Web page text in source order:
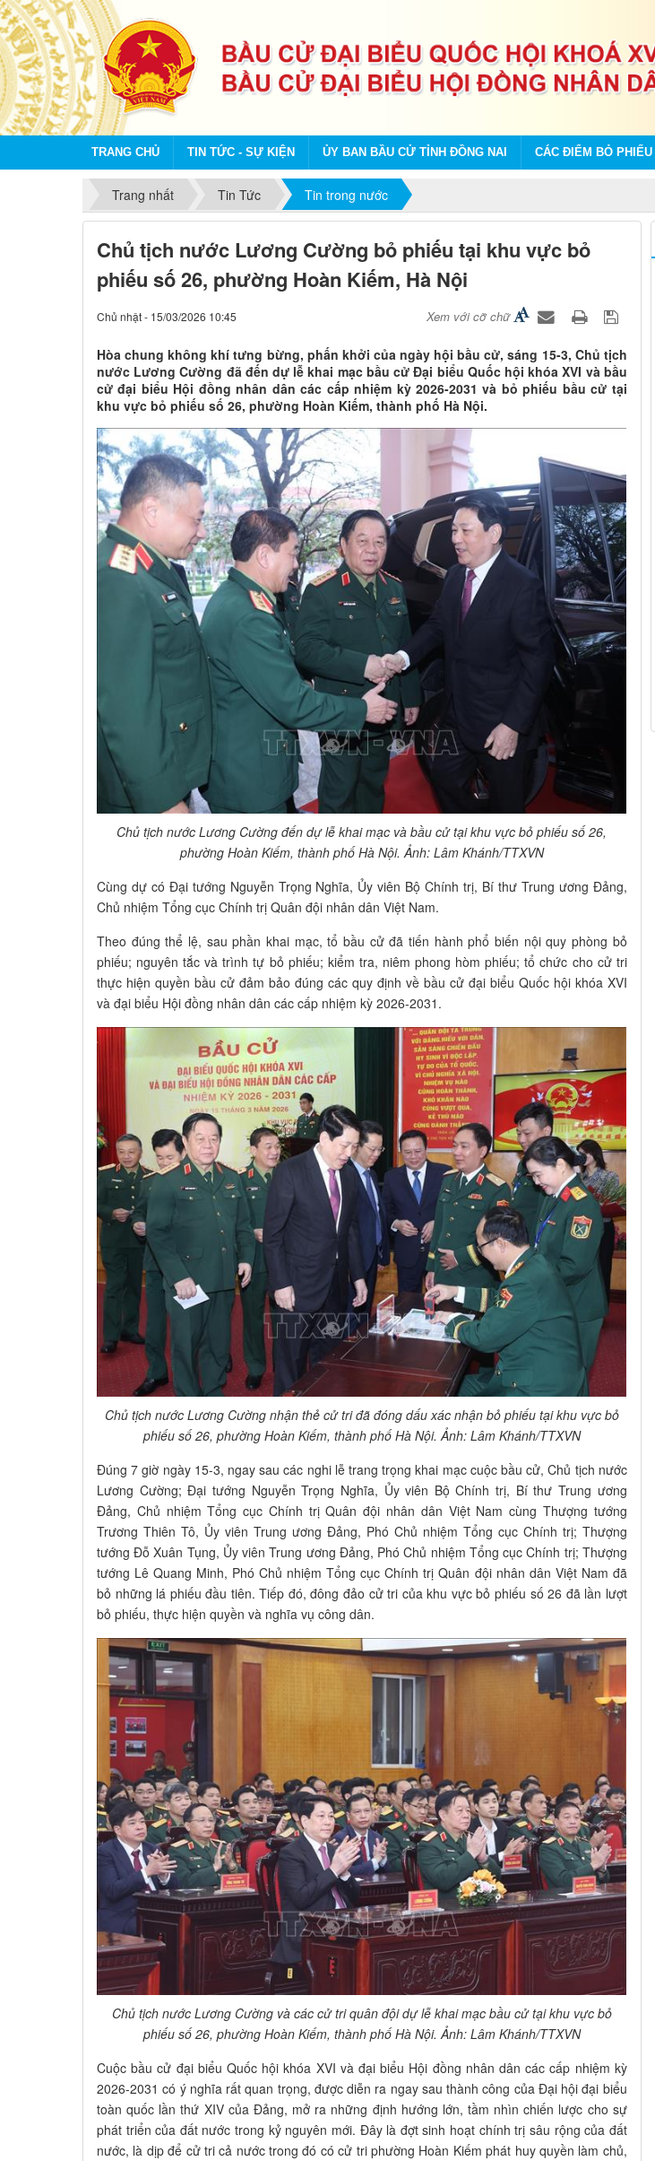
TRANG CHỦ TIN TỨC - SỰ KIỆN ỦY BAN BẦU CỬ TỈNH ĐỒNG NAI CÁC ĐIỂM BỎ PHIẾU
Trang nhất Tin Tức Tin trong nước
Chủ tịch nước Lương Cường bỏ phiếu tại khu vực bỏ
phiếu số 26, phường Hoàn Kiếm, Hà Nội
Chủ nhật - 15/03/2026 10:45 Xem với cỡ chữ
Hòa chung không khí tưng bừng, phấn khởi của ngày hội bầu cử, sáng 15-3, Chủ tịch
nước Lương Cường đã đến dự lễ khai mạc bầu cử Đại biểu Quốc hội khóa XVI và bầu
cử đại biểu Hội đồng nhân dân các cấp nhiệm kỳ 2026-2031 và bỏ phiếu bầu cử tại
khu vực bỏ phiếu số 26, phường Hoàn Kiếm, thành phố Hà Nội.
Chủ tịch nước Lương Cường đến dự lễ khai mạc và bầu cử tại khu vực bỏ phiếu số 26,
phường Hoàn Kiếm, thành phố Hà Nội. Ảnh: Lâm Khánh/TTXVN
Cùng dự có Đại tướng Nguyễn Trọng Nghĩa, Ủy viên Bộ Chính trị, Bí thư Trung ương Đảng,
Chủ nhiệm Tổng cục Chính trị Quân đội nhân dân Việt Nam.
Theo đúng thể lệ, sau phần khai mạc, tổ bầu cử đã tiến hành phổ biến nội quy phòng bỏ
phiếu; nguyên tắc và trình tự bỏ phiếu; kiểm tra, niêm phong hòm phiếu; tổ chức cho cử tri
thực hiện quyền bầu cử đảm bảo đúng các quy định về bầu cử đại biểu Quốc hội khóa XVI
và đại biểu Hội đồng nhân dân các cấp nhiệm kỳ 2026-2031.
Chủ tịch nước Lương Cường nhận thẻ cử tri đã đóng dấu xác nhận bỏ phiếu tại khu vực bỏ
phiếu số 26, phường Hoàn Kiếm, thành phố Hà Nội. Ảnh: Lâm Khánh/TTXVN
Đúng 7 giờ ngày 15-3, ngay sau các nghi lễ trang trọng khai mạc cuộc bầu cử, Chủ tịch nước
Lương Cường; Đại tướng Nguyễn Trọng Nghĩa, Ủy viên Bộ Chính trị, Bí thư Trung ương
Đảng, Chủ nhiệm Tổng cục Chính trị Quân đội nhân dân Việt Nam cùng Thượng tướng
Trương Thiên Tô, Ủy viên Trung ương Đảng, Phó Chủ nhiệm Tổng cục Chính trị; Thượng
tướng Đỗ Xuân Tụng, Ủy viên Trung ương Đảng, Phó Chủ nhiệm Tổng cục Chính trị; Thượng
tướng Lê Quang Minh, Phó Chủ nhiệm Tổng cục Chính trị Quân đội nhân dân Việt Nam đã
bỏ những lá phiếu đầu tiên. Tiếp đó, đông đảo cử tri của khu vực bỏ phiếu số 26 đã lần lượt
bỏ phiếu, thực hiện quyền và nghĩa vụ công dân.
Chủ tịch nước Lương Cường và các cử tri quân đội dự lễ khai mạc bầu cử tại khu vực bỏ
phiếu số 26, phường Hoàn Kiếm, thành phố Hà Nội. Ảnh: Lâm Khánh/TTXVN
Cuộc bầu cử đại biểu Quốc hội khóa XVI và đại biểu Hội đồng nhân dân các cấp nhiệm kỳ
2026-2031 có ý nghĩa rất quan trọng, được diễn ra ngay sau thành công của Đại hội đại biểu
toàn quốc lần thứ XIV của Đảng, mở ra những định hướng lớn, tầm nhìn chiến lược cho sự
phát triển của đất nước trong kỷ nguyên mới. Đây là đợt sinh hoạt chính trị sâu rộng của đất
nước, là dịp để cử tri cả nước trong đó có cử tri phường Hoàn Kiếm phát huy quyền làm chủ,